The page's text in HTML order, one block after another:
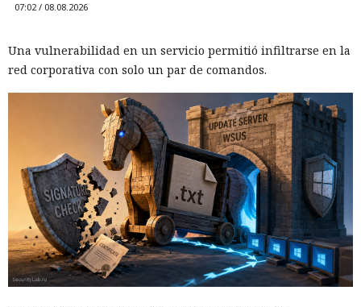
07:02 / 08.08.2026
Una vulnerabilidad en un servicio permitió infiltrarse en la
red corporativa con solo un par de comandos.